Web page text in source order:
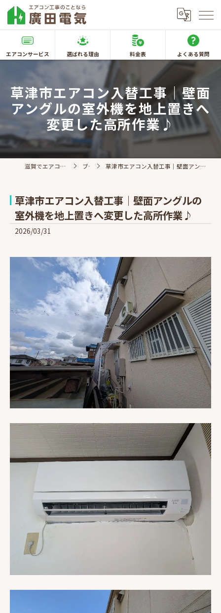
エアコンサービス 選ばれる理由 料金表 よくある質問
草津市エアコン入替工事｜壁面
アングルの室外機を地上置きへ
変更した高所作業♪
滋賀でエアコン取付なら廣田電気 ブログ 草津市エアコン入替工事｜壁面アングルの室外機を地上置きへ変更した高所作業♪
草津市エアコン入替工事｜壁面アングルの
室外機を地上置きへ変更した高所作業♪
2026/03/31